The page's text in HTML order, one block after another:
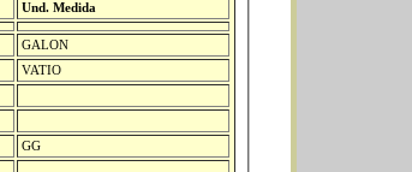
Und. Medida
GALON
VATIO
GG